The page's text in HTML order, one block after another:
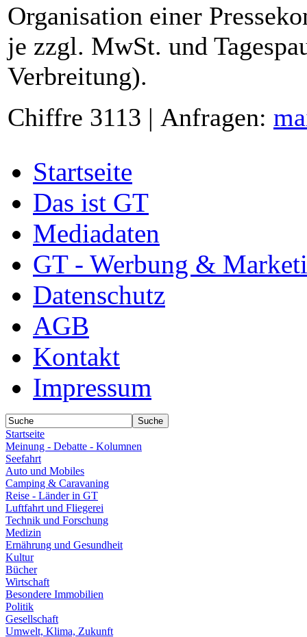
Organisation einer
je zzgl. MwSt. und
Verbreitung).
Chiffre 3113 | Anfragen:
Startseite
Das ist GT
Mediadaten
GT - Werbung &
Datenschutz
AGB
Kontakt
Impressum
Startseite
Meinung - Debatte - Kolumnen
Seefahrt
Auto und Mobiles
Camping & Caravaning
Reise - Länder in GT
Luftfahrt und Fliegerei
Technik und Forschung
Medizin
Ernährung und Gesundheit
Kultur
Bücher
Wirtschaft
Besondere Immobilien
Politik
Gesellschaft
Umwelt, Klima, Zukunft